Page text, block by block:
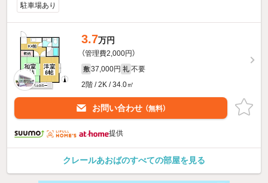
駐車場あり
3.7万円
（管理費2,000円）
敷 37,000円 礼 不要
2階 / 2K / 34.0㎡
お問い合わせ （無料）
提供
クレールあおばのすべての部屋を見る